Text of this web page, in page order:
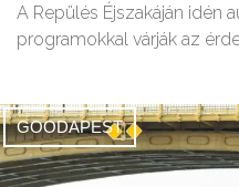
A Repülés Éjszakáján idén
programokkal várják az
GOODAPEST